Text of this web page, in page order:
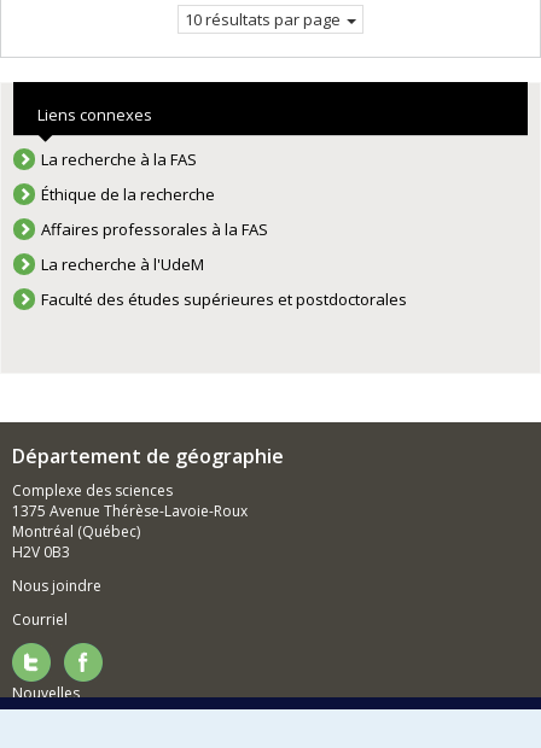
10 résultats par page
Liens connexes
La recherche à la FAS
Éthique de la recherche
Affaires professorales à la FAS
La recherche à l'UdeM
Faculté des études supérieures et postdoctorales
Département de géographie
Complexe des sciences
1375 Avenue Thérèse-Lavoie-Roux
Montréal (Québec)
H2V 0B3
Nous joindre
Courriel
Nouvelles